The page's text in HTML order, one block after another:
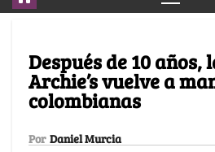
Después de 10 años,
Archie’s vuelve a
colombianas
Por Daniel Murcia